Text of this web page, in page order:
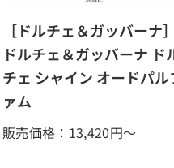
［ドルチェ＆ガッバーナ］
ドルチェ＆ガッバーナ ド
チェ シャイン オードパル
ァム
販売価格：13,420円～